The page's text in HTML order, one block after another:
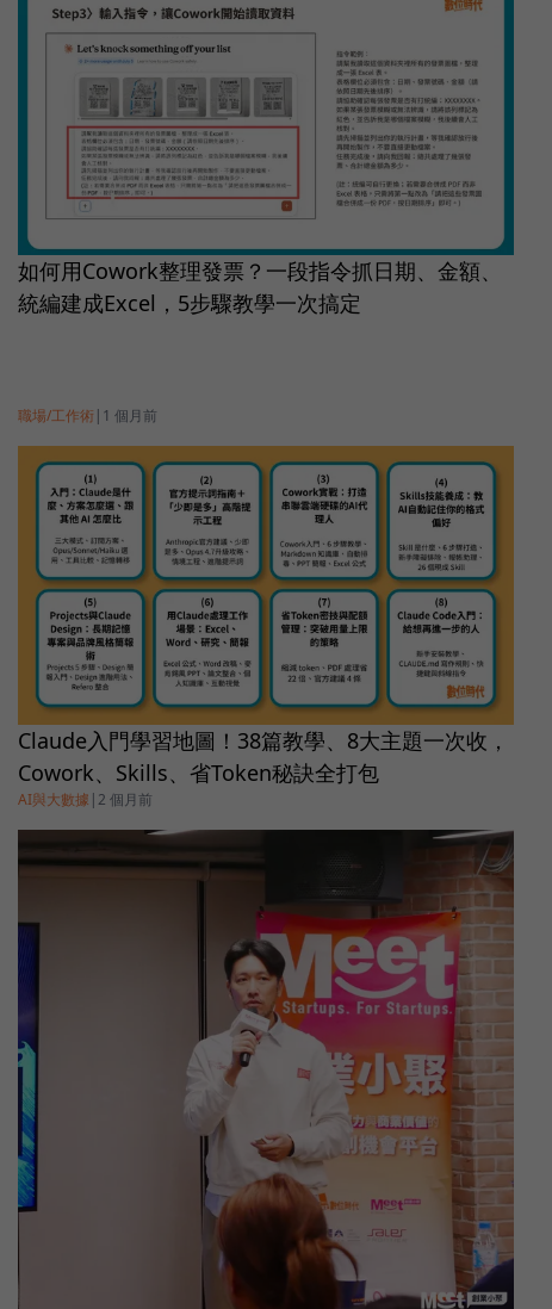
如何用Cowork整理發票？一段指令抓日期、金額、
統編建成Excel，5步驟教學一次搞定
職場/工作術 | 1 個月前
Claude入門學習地圖！38篇教學、8大主題一次收，
Cowork、Skills、省Token秘訣全打包
AI與大數據 |2 個月前